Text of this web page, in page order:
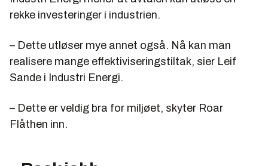
rekke investeringer i industrien.
– Dette utløser mye annet også. Nå kan man
realisere mange effektiviseringstiltak, sier Leif
Sande i Industri Energi.
– Dette er veldig bra for miljøet, skyter Roar
Flåthen inn.